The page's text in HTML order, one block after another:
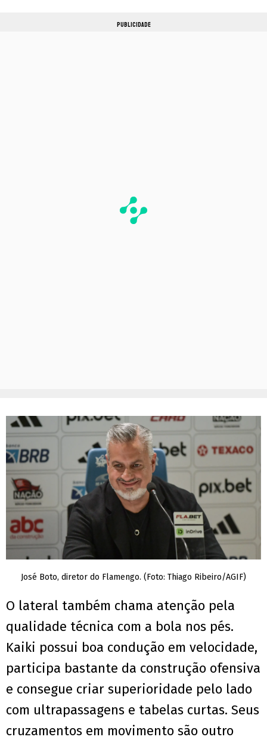
PUBLICIDADE
José Boto, diretor do Flamengo. (Foto: Thiago Ribeiro/AGIF)
O lateral também chama atenção pela
qualidade técnica com a bola nos pés.
Kaiki possui boa condução em velocidade,
participa bastante da construção ofensiva
e consegue criar superioridade pelo lado
com ultrapassagens e tabelas curtas. Seus
cruzamentos em movimento são outro